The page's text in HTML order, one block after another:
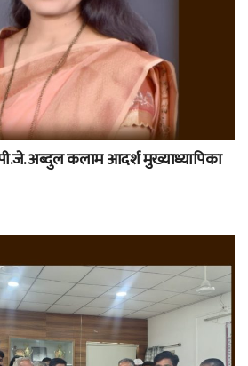
अब्दुल कलाम आदर्श मुख्याध्यापिका